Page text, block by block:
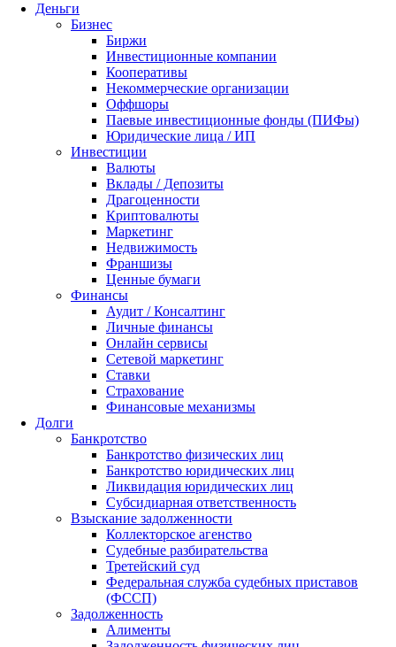
Деньги
Бизнес
Биржи
Инвестиционные компании
Кооперативы
Некоммерческие организации
Оффшоры
Паевые инвестиционные фонды (ПИФы)
Юридические лица / ИП
Инвестиции
Валюты
Вклады / Депозиты
Драгоценности
Криптовалюты
Маркетинг
Недвижимость
Франшизы
Ценные бумаги
Финансы
Аудит / Консалтинг
Личные финансы
Онлайн сервисы
Сетевой маркетинг
Ставки
Страхование
Финансовые механизмы
Долги
Банкротство
Банкротство физических лиц
Банкротство юридических лиц
Ликвидация юридических лиц
Субсидиарная ответственность
Взыскание задолженности
Коллекторское агенство
Судебные разбирательства
Третейский суд
Федеральная служба судебных приставов
(ФССП)
Задолженность
Алименты